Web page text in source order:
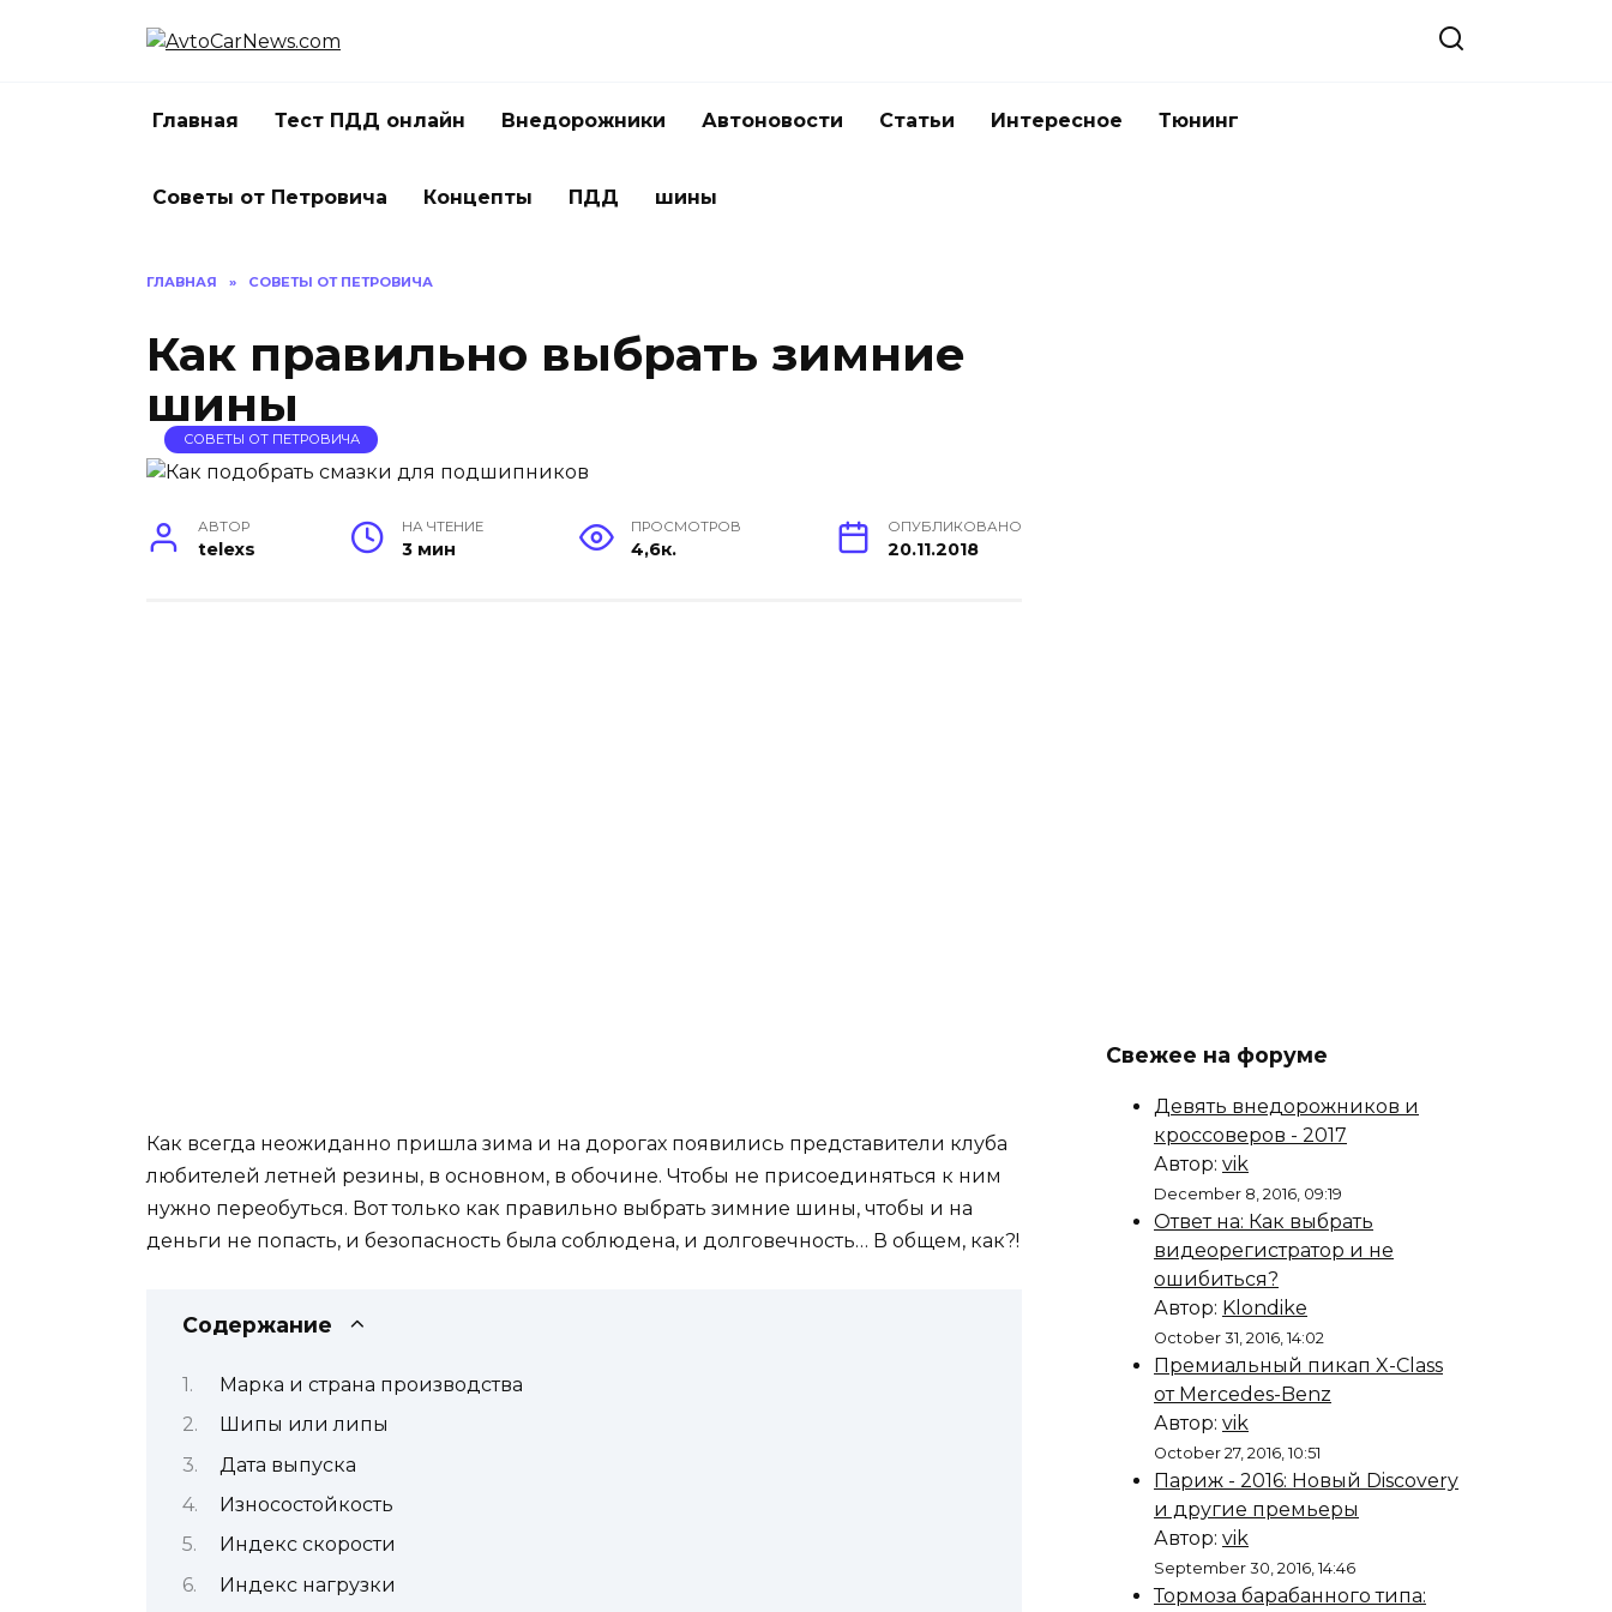
Главная Тест ПДД онлайн Внедорожники Автоновости Статьи Интересное Тюнинг
Советы от Петровича Концепты ПДД шины
ГЛАВНАЯ » СОВЕТЫ ОТ ПЕТРОВИЧА
Как правильно выбрать зимние
шины
СОВЕТЫ ОТ ПЕТРОВИЧА
АВТОР
telexs
НА ЧТЕНИЕ
3 мин
ПРОСМОТРОВ
4,6к.
ОПУБЛИКОВАНО
20.11.2018
Как всегда неожиданно пришла зима и на дорогах появились представители клуба
любителей летней резины, в основном, в обочине. Чтобы не присоединяться к ним
нужно переобуться. Вот только как правильно выбрать зимние шины, чтобы и на
деньги не попасть, и безопасность была соблюдена, и долговечность… В общем, как?!
Содержание
Марка и страна производства
Шипы или липы
Дата выпуска
Износостойкость
Индекс скорости
Индекс нагрузки
Свежее на форуме
Девять внедорожников и
кроссоверов - 2017
Автор: vik
December 8, 2016, 09:19
Ответ на: Как выбрать
видеорегистратор и не
ошибиться?
Автор: Klondike
October 31, 2016, 14:02
Премиальный пикап X-Class
от Mercedes-Benz
Автор: vik
October 27, 2016, 10:51
Париж - 2016: Новый Discovery
и другие премьеры
Автор: vik
September 30, 2016, 14:46
Тормоза барабанного типа: